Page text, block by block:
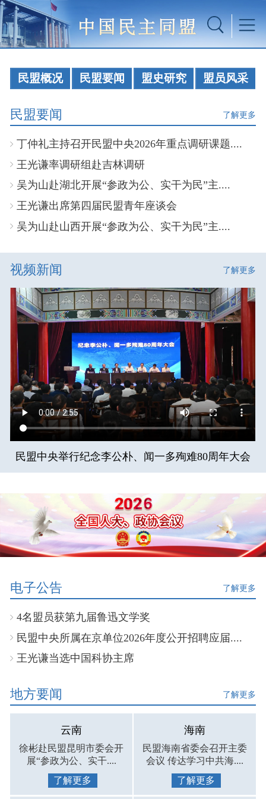
民盟概况 民盟要闻 盟史研究 盟员风采
民盟要闻 了解更多
丁仲礼主持召开民盟中央2026年重点调研课题....
王光谦率调研组赴吉林调研
吴为山赴湖北开展“参政为公、实干为民”主....
王光谦出席第四届民盟青年座谈会
吴为山赴山西开展“参政为公、实干为民”主....
视频新闻 了解更多
民盟中央举行纪念李公朴、闻一多殉难80周年大会
电子公告 了解更多
4名盟员获第九届鲁迅文学奖
民盟中央所属在京单位2026年度公开招聘应届....
王光谦当选中国科协主席
地方要闻 了解更多
云南
徐彬赴民盟昆明市委会开
展“参政为公、实干....
了解更多
海南
民盟海南省委会召开主委
会议 传达学习中共海....
了解更多